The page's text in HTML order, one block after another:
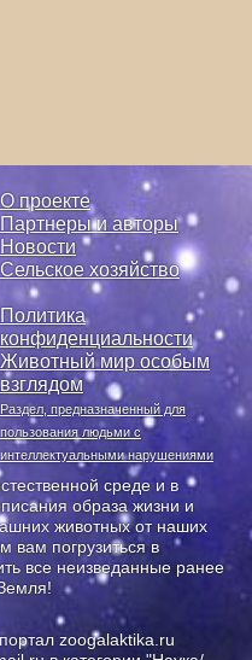
О проекте
Партнеры и авторы
Новости
Сельское хозяйство
Политика
конфиденциальности
Животный мир особым
взглядом
Раздел, предназначенный для
пользования людьми с
интеллектуальными нарушениями
среде и в
образа жизни и
животных от наших
вам погрузиться в
все неизведанные ранее
zoogalaktika.ru